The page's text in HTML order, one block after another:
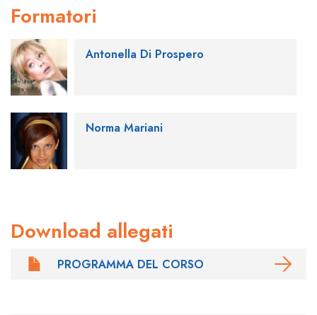
Formatori
Antonella Di Prospero
Norma Mariani
Download allegati
PROGRAMMA DEL CORSO